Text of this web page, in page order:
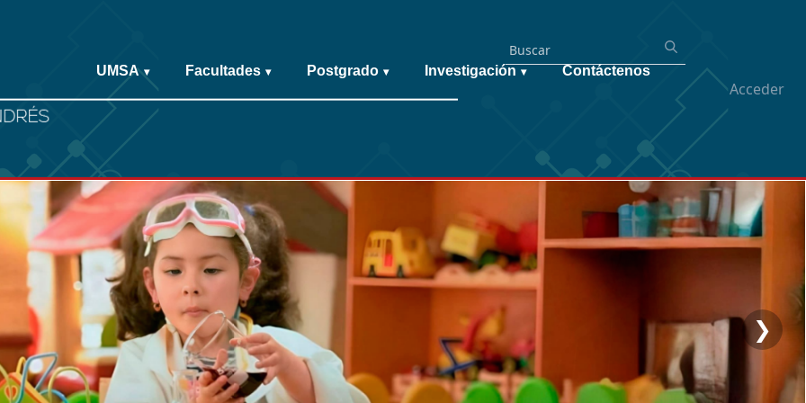
Acceder
UMSA ▾ Facultades ▾ Postgrado ▾ Investigación ▾ Contáctenos
❯